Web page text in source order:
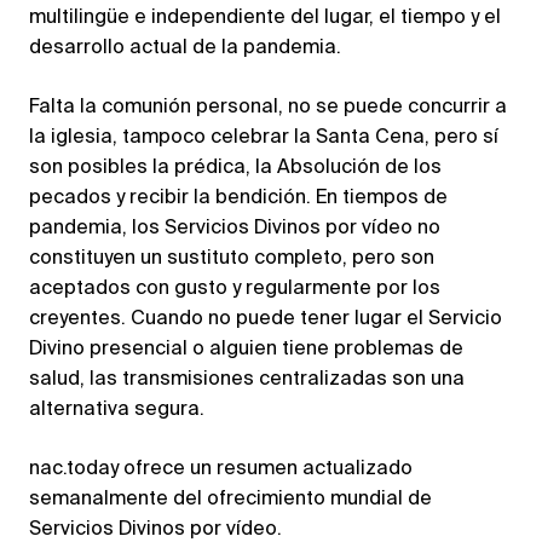
multilingüe e independiente del lugar, el tiempo y el
desarrollo actual de la pandemia.
Falta la comunión personal, no se puede concurrir a
la iglesia, tampoco celebrar la Santa Cena, pero sí
son posibles la prédica, la Absolución de los
pecados y recibir la bendición. En tiempos de
pandemia, los Servicios Divinos por vídeo no
constituyen un sustituto completo, pero son
aceptados con gusto y regularmente por los
creyentes. Cuando no puede tener lugar el Servicio
Divino presencial o alguien tiene problemas de
salud, las transmisiones centralizadas son una
alternativa segura.
nac.today ofrece un resumen actualizado
semanalmente del ofrecimiento mundial de
Servicios Divinos por vídeo.